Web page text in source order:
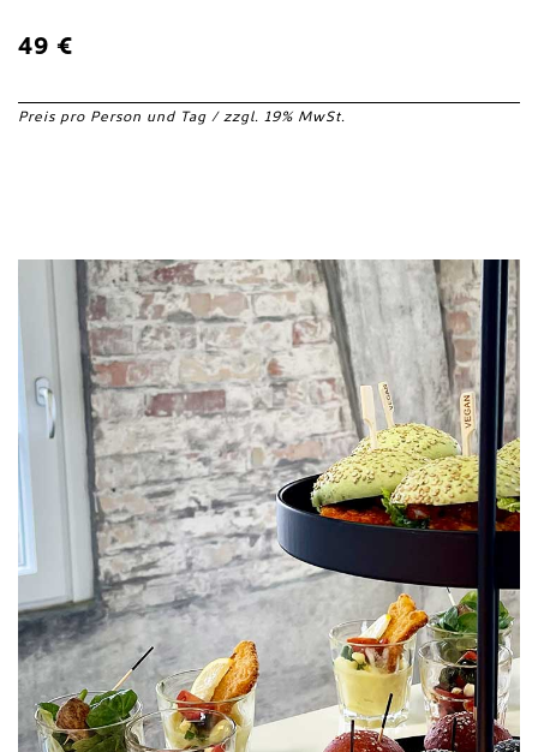
49 €
Preis pro Person und Tag / zzgl. 19% MwSt.